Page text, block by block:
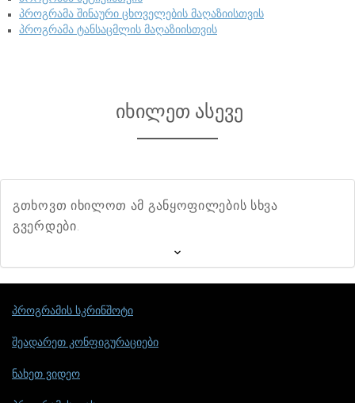
პროგრამა შინაური ცხოველების მაღაზიისთვის
პროგრამა ტანსაცმლის მაღაზიისთვის
იხილეთ ასევე
გთხოვთ იხილოთ ამ განყოფილების სხვა
გვერდები.
პროგრამის სკრინშოტი
შეადარეთ კონფიგურაციები
ნახეთ ვიდეო